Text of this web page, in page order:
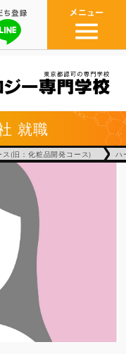
就職
(旧：化粧品開発コース) ハ